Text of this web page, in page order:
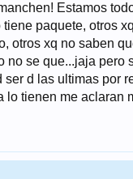
Estamos
tiene paquete, otros
otros xq no saben
no se que...jaja pero
ser d las ultimas por
lo tienen me aclaran